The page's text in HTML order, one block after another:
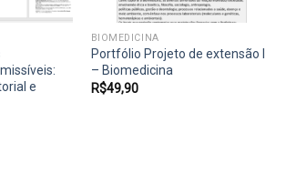
e
BIOMEDICINA
Portfólio Projeto de extensão I
– Biomedicina
R$49,90